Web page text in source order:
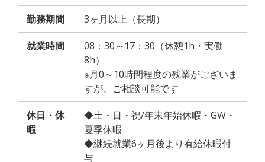
勤務期間 3ヶ月以上（長期）
就業時間
08：30～17：30（休憩1h・実働
8h）
※月0～10時間程度の残業がございま
すが、ご相談可能です
休日・休
暇
◆土・日・祝/年末年始休暇・GW・
夏季休暇
◆継続就業6ヶ月後より有給休暇付
与